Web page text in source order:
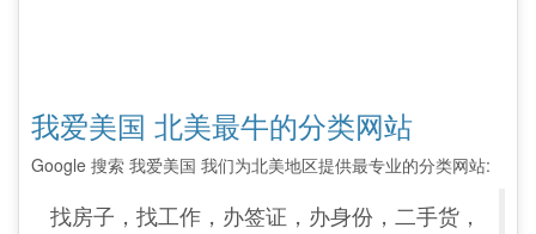
我爱美国 北美最牛的分类网站
Google 搜索 我爱美国 我们为北美地区提供最专业的分类网站:
找房子，找工作，办签证，办身份，二手货，